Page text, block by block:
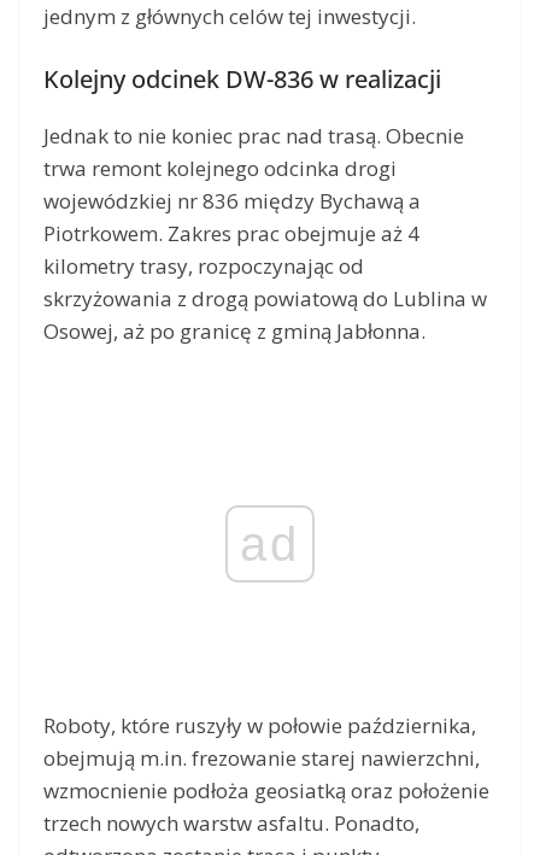
jednym z głównych celów tej inwestycji.
Kolejny odcinek DW-836 w realizacji
Jednak to nie koniec prac nad trasą. Obecnie
trwa remont kolejnego odcinka drogi
wojewódzkiej nr 836 między Bychawą a
Piotrkowem. Zakres prac obejmuje aż 4
kilometry trasy, rozpoczynając od
skrzyżowania z drogą powiatową do Lublina w
Osowej, aż po granicę z gminą Jabłonna.
ad
Roboty, które ruszyły w połowie października,
obejmują m.in. frezowanie starej nawierzchni,
wzmocnienie podłoża geosiatką oraz położenie
trzech nowych warstw asfaltu. Ponadto,